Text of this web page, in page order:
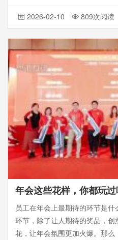
2026-02-10 809次阅读
年会这些花样，你都玩过
员工在年会上最期待的环节是
环节，除了让人期待的奖品，
花，让年会氛围更加火爆。那